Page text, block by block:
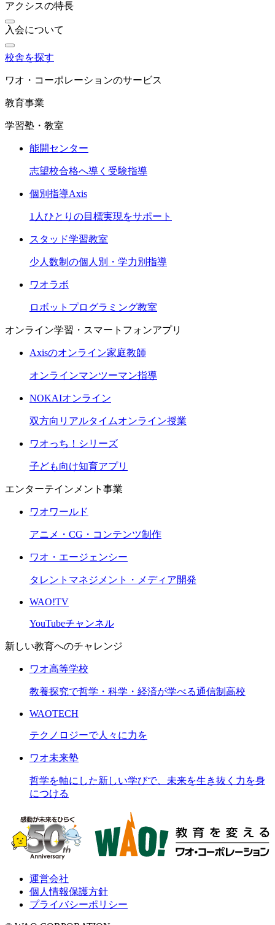
アクシスの特長
入会について
校舎を探す
ワオ・コーポレーションのサービス
教育事業
学習塾・教室
能開センター
志望校合格へ導く受験指導
個別指導Axis
1人ひとりの目標実現をサポート
スタッド学習教室
少人数制の個人別・学力別指導
ワオラボ
ロボットプログラミング教室
オンライン学習・スマートフォンアプリ
Axisのオンライン家庭教師
オンラインマンツーマン指導
NOKAIオンライン
双方向リアルタイムオンライン授業
ワオっち！シリーズ
子ども向け知育アプリ
エンターテインメント事業
ワオワールド
アニメ・CG・コンテンツ制作
ワオ・エージェンシー
タレントマネジメント・メディア開発
WAO!TV
YouTubeチャンネル
新しい教育へのチャレンジ
ワオ高等学校
教養探究で哲学・科学・経済が学べる通信制高校
WAOTECH
テクノロジーで人々に力を
ワオ未来塾
哲学を軸にした新しい学びで、未来を生き抜く力を身
につける
運営会社
個人情報保護方針
プライバシーポリシー